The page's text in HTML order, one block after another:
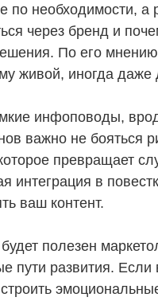
по необходимости,
через бренд и
По его мнению,
живой, иногда даже
инфоповоды,
важно не бояться
превращает
интеграция в
ваш контент.
будет полезен
пути развития.